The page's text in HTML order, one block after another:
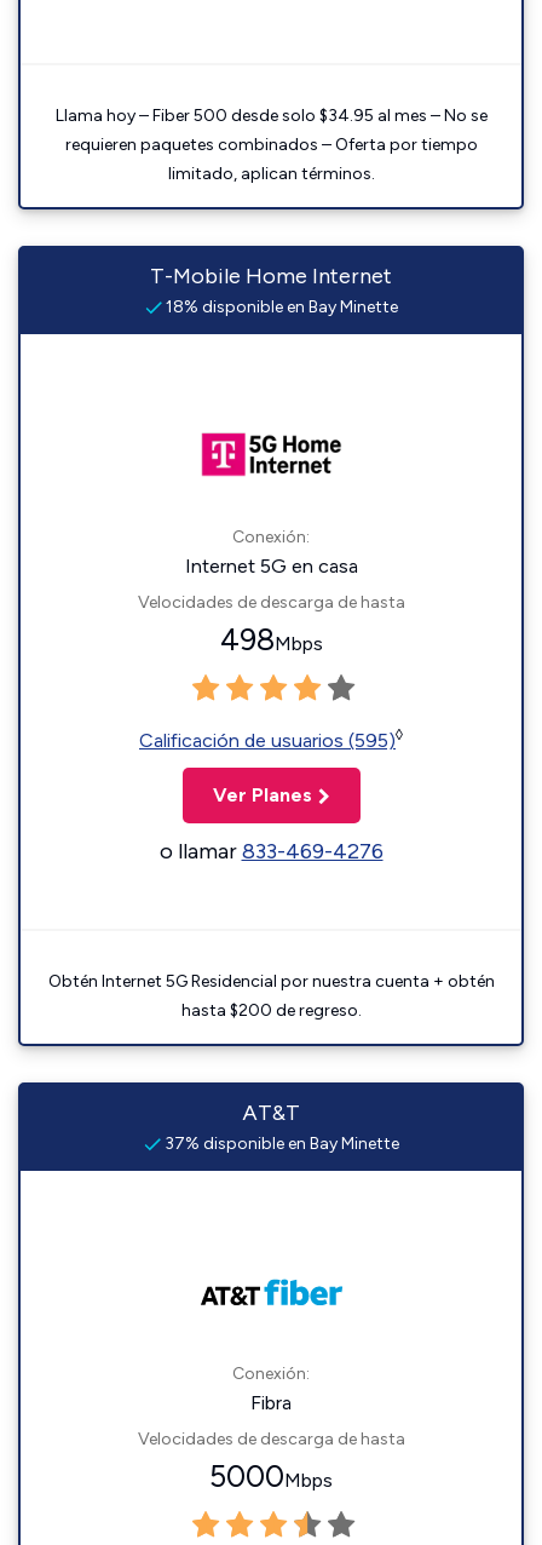
Llama hoy – Fiber 500 desde solo $34.95 al mes – No se
requieren paquetes combinados – Oferta por tiempo
limitado, aplican términos.
T-Mobile Home Internet
18% disponible en Bay Minette
Conexión:
Internet 5G en casa
Velocidades de descarga de hasta
498Mbps
Calificación de usuarios (595)◊
Ver Planes
o llamar833-469-4276
Obtén Internet 5G Residencial por nuestra cuenta + obtén
hasta $200 de regreso.
AT&T
37% disponible en Bay Minette
Conexión:
Fibra
Velocidades de descarga de hasta
5000Mbps